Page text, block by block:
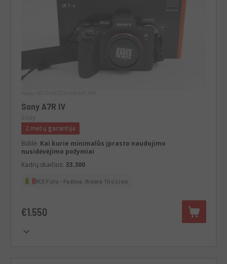
Sony A7R IV
2 metų garantija
Būklė: Kai kurie minimalūs įprasto naudojimo
nusidėvėjimo požymiai
Kadrų skaičius: 33.300
RCE Foto - Padova, Riviera Tito Livio
€1.550